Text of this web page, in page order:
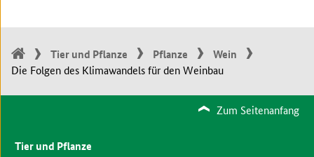
Tier und Pflanze Pflanze Wein
Die Folgen des Klimawandels für den Weinbau
Zum Seitenanfang
Tier und Pflanze